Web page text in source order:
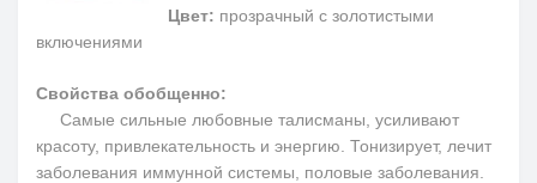
Цвет: прозрачный с золотистыми
включениями
Свойства обобщенно:
Самые сильные любовные талисманы, усиливают
красоту, привлекательность и энергию. Тонизирует, лечит
заболевания иммунной системы, половые заболевания.